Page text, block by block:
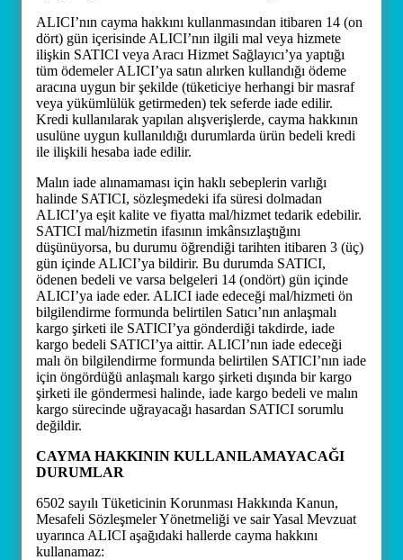
ALICI’nın cayma hakkını kullanmasından itibaren 14 (on
dört) gün içerisinde ALICI’nın ilgili mal veya hizmete
ilişkin SATICI veya Aracı Hizmet Sağlayıcı’ya yaptığı
tüm ödemeler ALICI’ya satın alırken kullandığı ödeme
aracına uygun bir şekilde (tüketiciye herhangi bir masraf
veya yükümlülük getirmeden) tek seferde iade edilir.
Kredi kullanılarak yapılan alışverişlerde, cayma hakkının
usulüne uygun kullanıldığı durumlarda ürün bedeli kredi
ile ilişkili hesaba iade edilir.
Malın iade alınamaması için haklı sebeplerin varlığı
halinde SATICI, sözleşmedeki ifa süresi dolmadan
ALICI’ya eşit kalite ve fiyatta mal/hizmet tedarik edebilir.
SATICI mal/hizmetin ifasının imkânsızlaştığını
düşünüyorsa, bu durumu öğrendiği tarihten itibaren 3 (üç)
gün içinde ALICI’ya bildirir. Bu durumda SATICI,
ödenen bedeli ve varsa belgeleri 14 (ondört) gün içinde
ALICI’ya iade eder. ALICI iade edeceği mal/hizmeti ön
bilgilendirme formunda belirtilen Satıcı’nın anlaşmalı
kargo şirketi ile SATICI’ya gönderdiği takdirde, iade
kargo bedeli SATICI’ya aittir. ALICI’nın iade edeceği
malı ön bilgilendirme formunda belirtilen SATICI’nın iade
için öngördüğü anlaşmalı kargo şirketi dışında bir kargo
şirketi ile göndermesi halinde, iade kargo bedeli ve malın
kargo sürecinde uğrayacağı hasardan SATICI sorumlu
değildir.
CAYMA HAKKININ KULLANILAMAYACAĞI
DURUMLAR
6502 sayılı Tüketicinin Korunması Hakkında Kanun,
Mesafeli Sözleşmeler Yönetmeliği ve sair Yasal Mevzuat
uyarınca ALICI aşağıdaki hallerde cayma hakkını
kullanamaz: